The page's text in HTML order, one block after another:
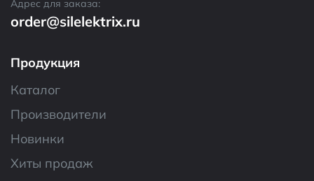
Адрес для заказа:
order@silelektrix.ru
Продукция
Каталог
Производители
Новинки
Хиты продаж